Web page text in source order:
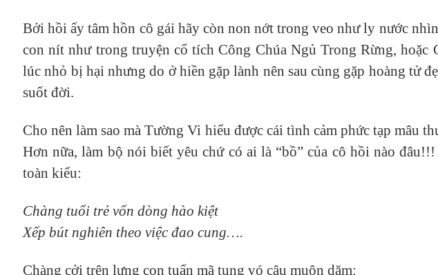
Bởi hồi ấy tâm hồn cô gái hãy còn non nớt trong veo như ly nước
con nít như trong truyện cổ tích Công Chúa Ngủ Trong Rừng,
lúc nhỏ bị hại nhưng do ở hiền gặp lành nên sau cùng gặp hoàng tử
suốt đời.
Cho nên làm sao mà Tường Vi hiểu được cái tình cảm phức tạp mâu
Hơn nữa, làm bộ nói biết yêu chứ có ai là “bồ” của cô hồi nào
toàn kiểu:
Chàng tuổi trẻ vốn dòng hào kiệt
Xếp bút nghiên theo việc đao cung….
Chàng cởi trên lưng con tuấn mã tung vó câu muôn dặm: